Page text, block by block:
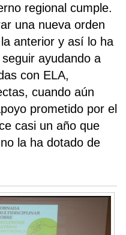
regional cumple.
una nueva orden
anterior y así lo ha
ayudando a
con ELA,
cuando aún
prometido por el
casi un año que
la ha dotado de